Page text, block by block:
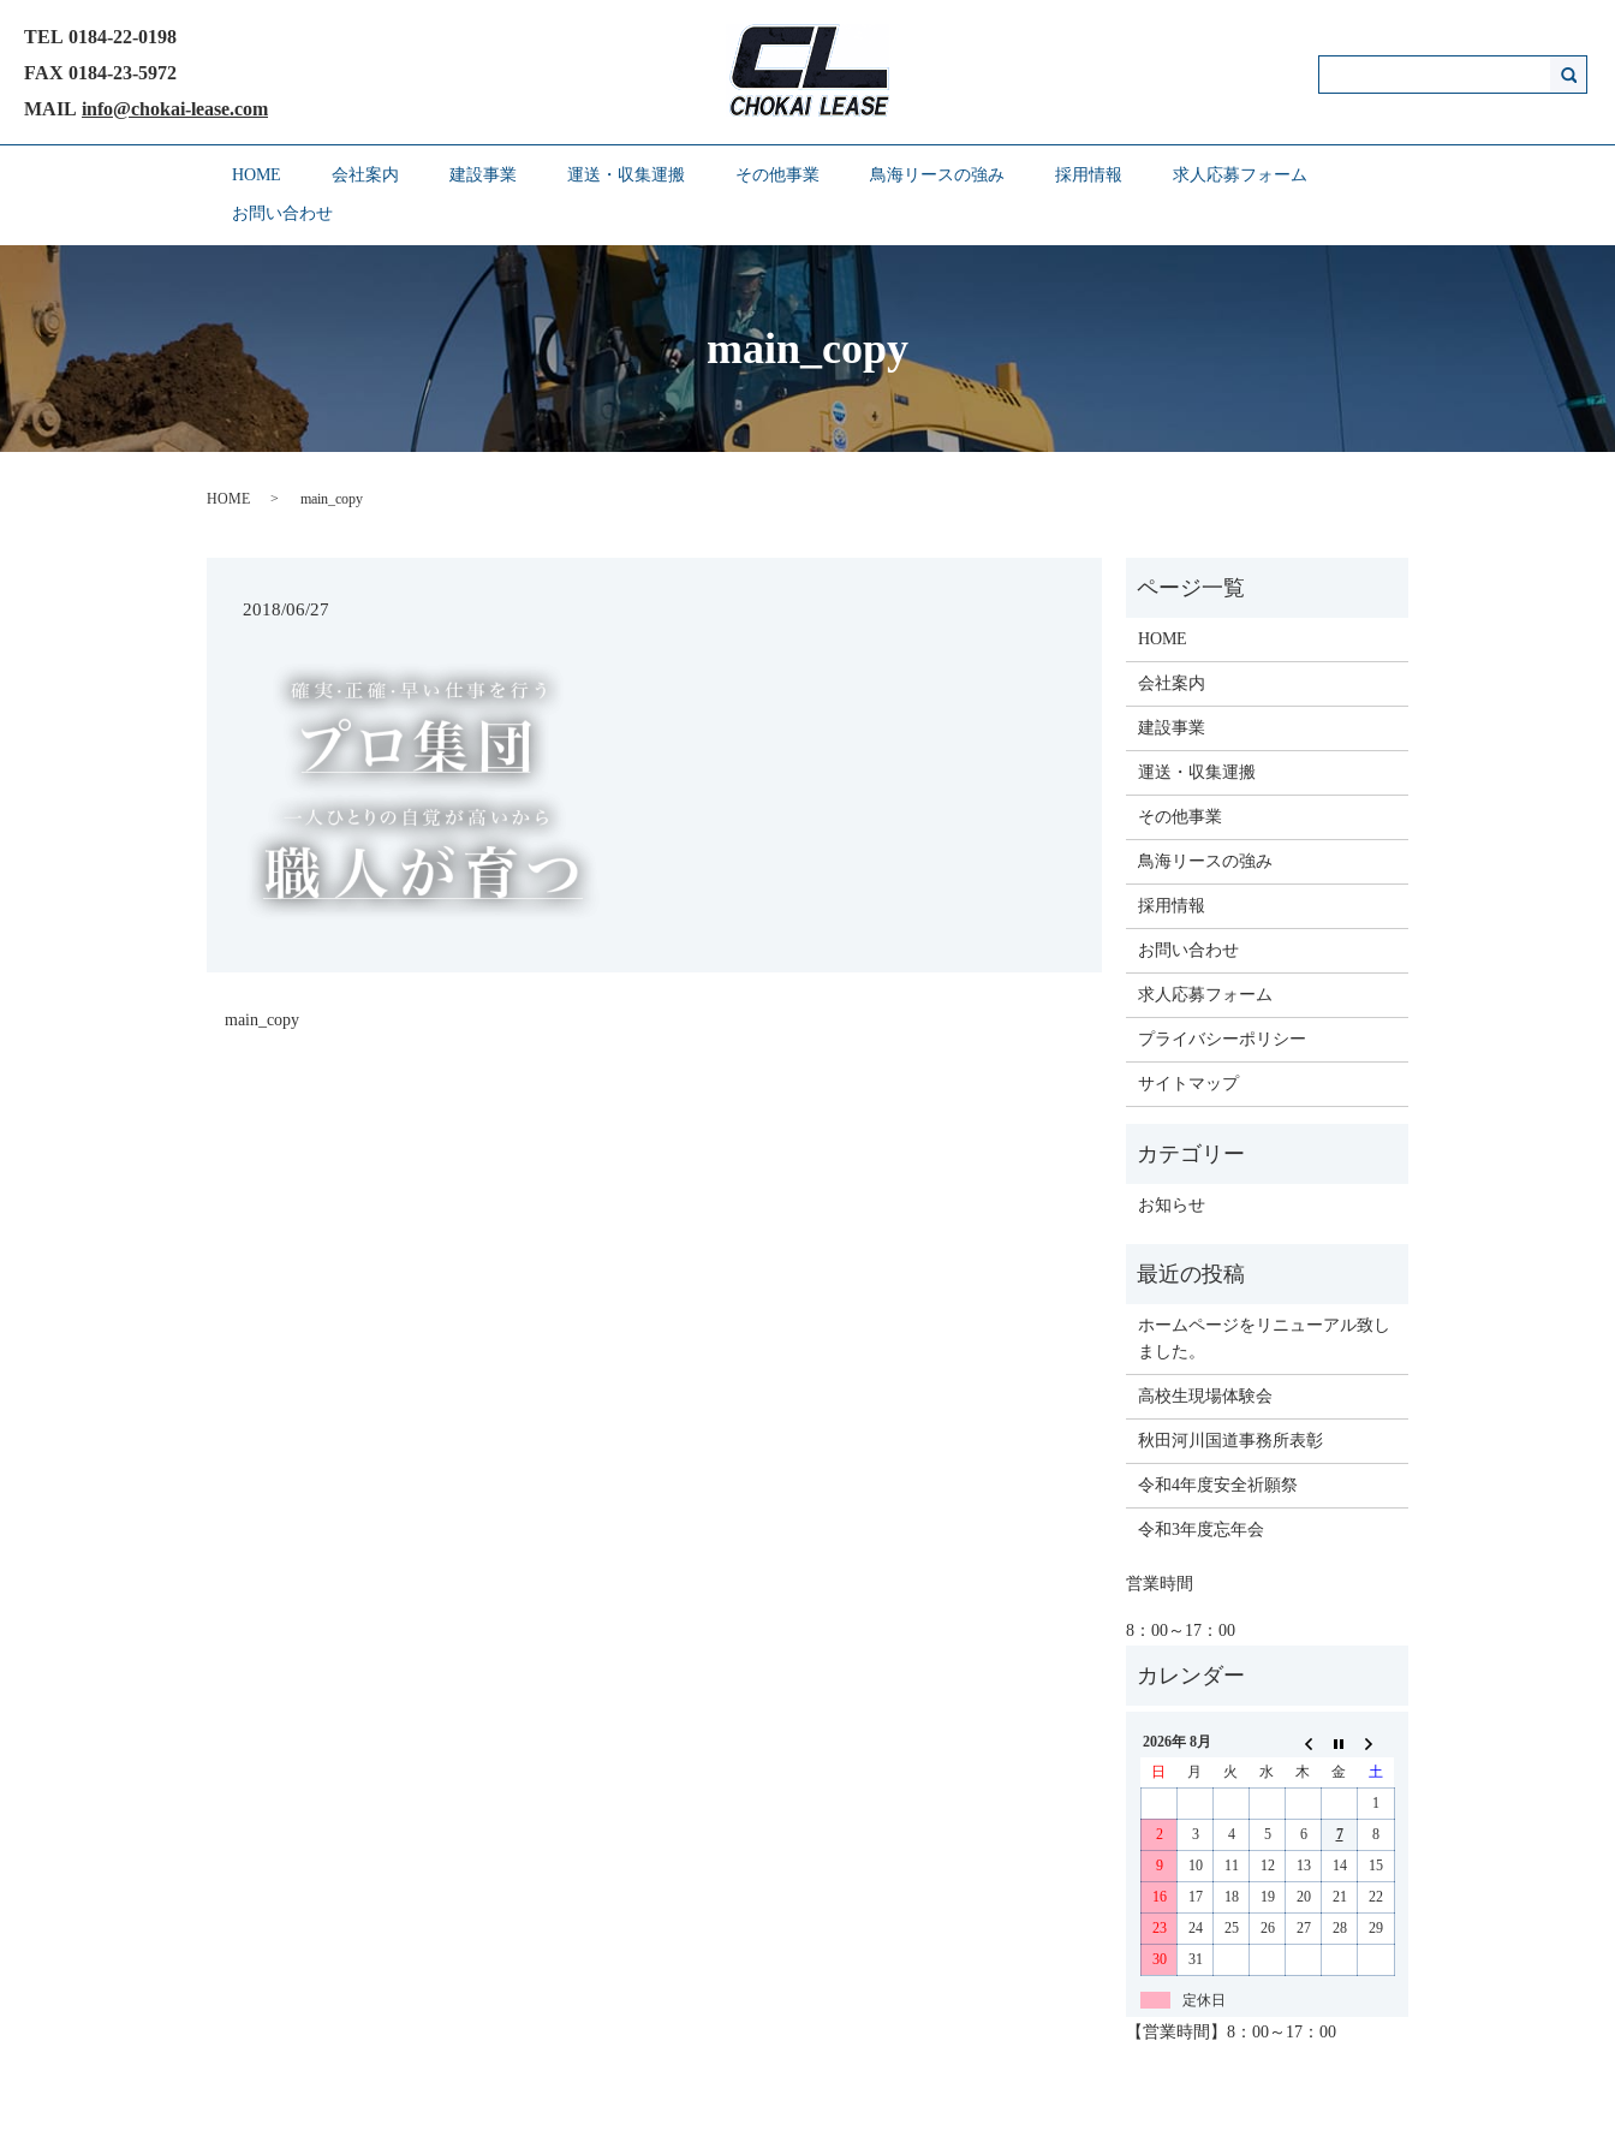
HOME 会社案内 建設事業 運送・収集運搬 その他事業 鳥海リースの強み 採用情報 求人応募フォーム
お問い合わせ
TEL 0184-22-0198
FAX 0184-23-5972
MAIL info@chokai-lease.com
main_copy
HOME main_copy
2018/06/27
main_copy
HOME
会社案内
建設事業
運送・収集運搬
その他事業
鳥海リースの強み
採用情報
お問い合わせ
求人応募フォーム
プライバシーポリシー
サイトマップ
お知らせ
ホームページをリニューアル致し
ました。
高校生現場体験会
秋田河川国道事務所表彰
令和4年度安全祈願祭
令和3年度忘年会
営業時間
8：00～17：00
2026年 8月
日
月 火 水 木 金
土
1
2
3 4 5 6 7
8
9
10 11 12 13 14
15
16
17 18 19 20 21
22
23
24 25 26 27 28
29
30
31
定休日
【営業時間】8：00～17：00